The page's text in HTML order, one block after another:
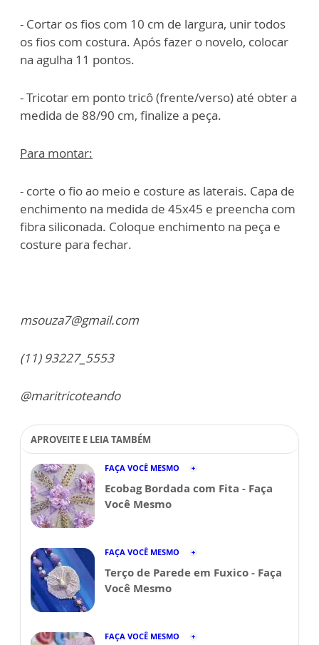
- Cortar os fios com 10 cm de largura, unir todos
os fios com costura. Após fazer o novelo, colocar
na agulha 11 pontos.
- Tricotar em ponto tricô (frente/verso) até obter a
medida de 88/90 cm, finalize a peça.
Para montar:
- corte o fio ao meio e costure as laterais. Capa de
enchimento na medida de 45x45 e preencha com
fibra siliconada. Coloque enchimento na peça e
costure para fechar.
msouza7@gmail.com
(11) 93227_5553
@maritricoteando
APROVEITE E LEIA TAMBÉM
FAÇA VOCÊ MESMO
Ecobag Bordada com Fita - Faça
Você Mesmo
FAÇA VOCÊ MESMO
Terço de Parede em Fuxico - Faça
Você Mesmo
FAÇA VOCÊ MESMO